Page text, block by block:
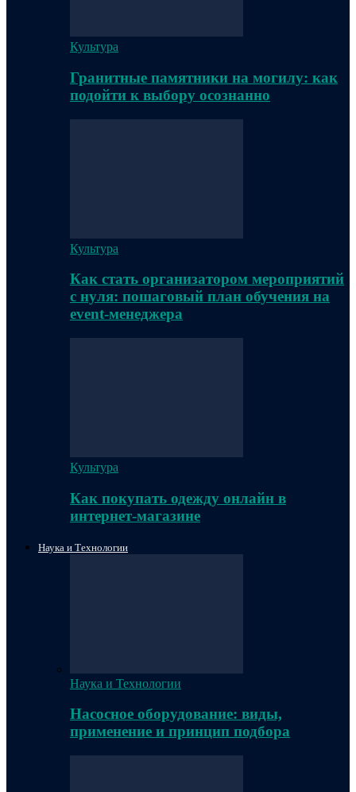
Культура
Гранитные памятники на могилу: как
подойти к выбору осознанно
Культура
Как стать организатором мероприятий
с нуля: пошаговый план обучения на
event-менеджера
Культура
Как покупать одежду онлайн в
интернет-магазине
Наука и Технологии
Наука и Технологии
Насосное оборудование: виды,
применение и принцип подбора